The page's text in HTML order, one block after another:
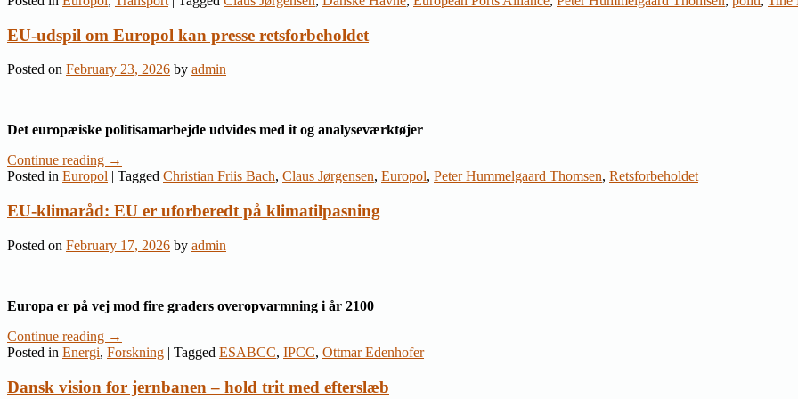
EU-udspil om Europol kan presse retsforbeholdet
Posted on February 23, 2026 by admin
Det europæiske politisamarbejde udvides med it og analyseværktøjer
Continue reading →
Posted in Europol | Tagged Christian Friis Bach, Claus Jørgensen, Europol, Peter Hummelgaard Thomsen, Retsforbeholdet
EU-klimaråd: EU er uforberedt på klimatilpasning
Posted on February 17, 2026 by admin
Europa er på vej mod fire graders overopvarmning i år 2100
Continue reading →
Posted in Energi, Forskning | Tagged ESABCC, IPCC, Ottmar Edenhofer
Dansk vision for jernbanen – hold trit med efterslæb